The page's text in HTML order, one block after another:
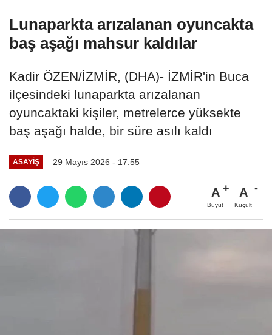
Lunaparkta arızalanan oyuncakta
baş aşağı mahsur kaldılar
Kadir ÖZEN/İZMİR, (DHA)- İZMİR'in Buca
ilçesindeki lunaparkta arızalanan
oyuncaktaki kişiler, metrelerce yüksekte
baş aşağı halde, bir süre asılı kaldı
ASAYIŞ 29 Mayıs 2026 - 17:55
A
Büyüt
A
Küçült